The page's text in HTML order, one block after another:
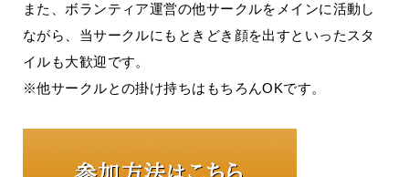
また、ボランティア運営の他サークルをメインに活動し
ながら、当サークルにもときどき顔を出すといったスタ
イルも大歓迎です。
※他サークルとの掛け持ちはもちろんOKです。